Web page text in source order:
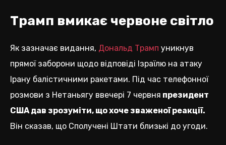
Трамп вмикає червоне світло
Як зазначає видання, Дональд Трамп уникнув
прямої заборони щодо відповіді Ізраїлю на атаку
Ірану балістичними ракетами. Під час телефонної
розмови з Нетаньягу ввечері 7 червня президент
США дав зрозуміти, що хоче зваженої реакції.
Він сказав, що Сполучені Штати близькі до угоди.